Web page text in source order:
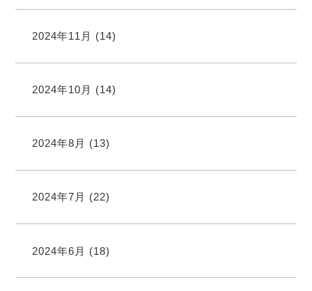
2024年11月 (14)
2024年10月 (14)
2024年8月 (13)
2024年7月 (22)
2024年6月 (18)